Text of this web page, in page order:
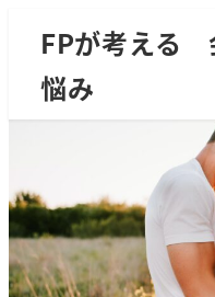
FPが考える
悩み